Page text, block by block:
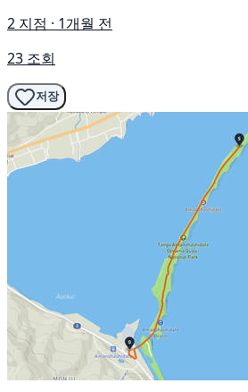
2 지점 · 1개월 전
23 조회
저장